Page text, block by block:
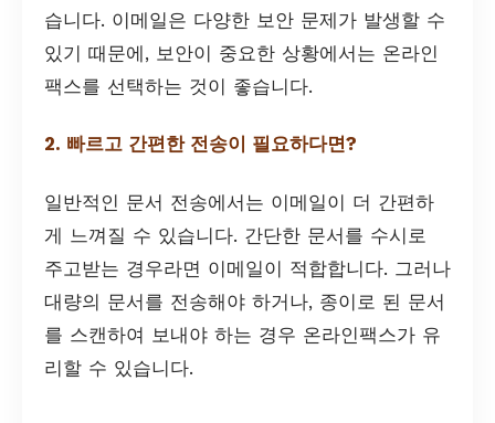
습니다. 이메일은 다양한 보안 문제가 발생할 수
있기 때문에, 보안이 중요한 상황에서는 온라인
팩스를 선택하는 것이 좋습니다.
2. 빠르고 간편한 전송이 필요하다면?
일반적인 문서 전송에서는 이메일이 더 간편하
게 느껴질 수 있습니다. 간단한 문서를 수시로
주고받는 경우라면 이메일이 적합합니다. 그러나
대량의 문서를 전송해야 하거나, 종이로 된 문서
를 스캔하여 보내야 하는 경우 온라인팩스가 유
리할 수 있습니다.